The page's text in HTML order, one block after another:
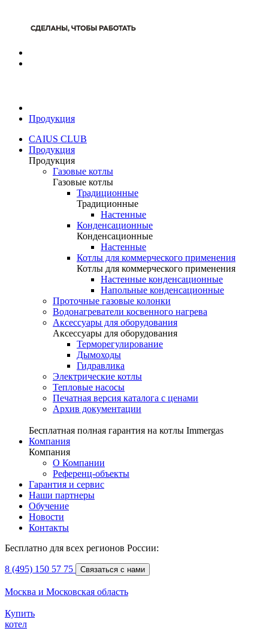
Продукция
CAIUS CLUB
Продукция
Продукция
Газовые котлы
Газовые котлы
Традиционные
Традиционные
Настенные
Конденсационные
Конденсационные
Настенные
Котлы для коммерческого применения
Котлы для коммерческого применения
Настенные конденсационные
Напольные конденсационные
Проточные газовые колонки
Водонагреватели косвенного нагрева
Аксессуары для оборудования
Аксессуары для оборудования
Терморегулирование
Дымоходы
Гидравлика
Электрические котлы
Тепловые насосы
Печатная версия каталога с ценами
Архив документации
Бесплатная полная гарантия на котлы Immergas
Компания
Компания
О Компании
Референц-объекты
Гарантия и сервис
Наши партнеры
Обучение
Новости
Контакты
Бесплатно для всех регионов России:
8 (495) 150 57 75 Связаться с нами
Москва и Московская область
Купить
котел